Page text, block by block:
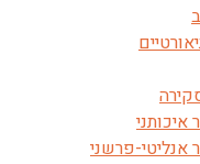
פרשני